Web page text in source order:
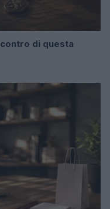
di questa